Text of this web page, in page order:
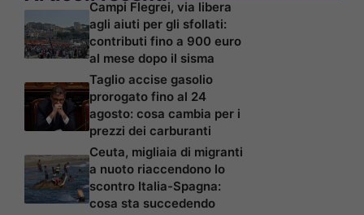
Campi Flegrei, via libera
agli aiuti per gli sfollati:
contributi fino a 900 euro
al mese dopo il sisma
Taglio accise gasolio
prorogato fino al 24
agosto: cosa cambia per i
prezzi dei carburanti
Ceuta, migliaia di migranti
a nuoto riaccendono lo
scontro Italia-Spagna:
cosa sta succedendo